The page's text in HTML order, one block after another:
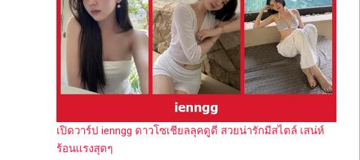
เปิดวาร์ป ienngg ดาวโซเชียลลุคดูดี สวยน่ารักมีสไตล์ เสน่ห์
ร้อนแรงสุดๆ